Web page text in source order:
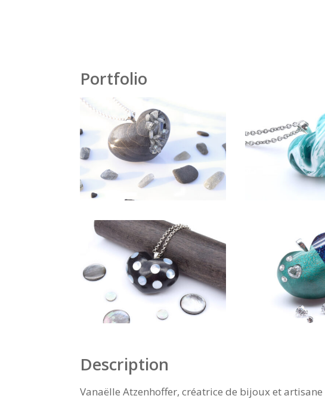
Portfolio
Description
Vanaëlle Atzenhoffer, créatrice de bijoux et